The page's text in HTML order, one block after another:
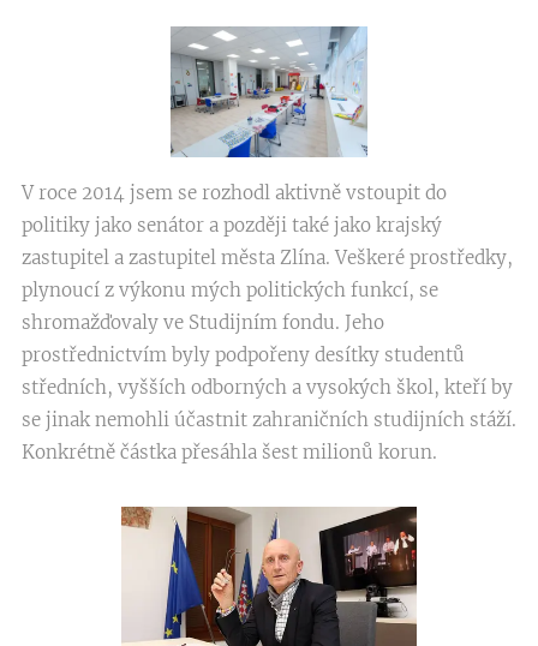
V roce 2014 jsem se rozhodl aktivně vstoupit do
politiky jako senátor a později také jako krajský
zastupitel a zastupitel města Zlína. Veškeré prostředky,
plynoucí z výkonu mých politických funkcí, se
shromažďovaly ve Studijním fondu. Jeho
prostřednictvím byly podpořeny desítky studentů
středních, vyšších odborných a vysokých škol, kteří by
se jinak nemohli účastnit zahraničních studijních stáží.
Konkrétně částka přesáhla šest milionů korun.